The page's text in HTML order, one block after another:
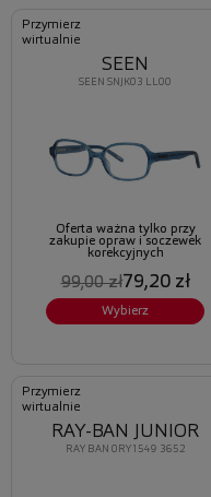
Przymierz
wirtualnie
SEEN SNJK03 LL00
SEEN
Oferta ważna tylko przy
zakupie opraw i soczewek
korekcyjnych
99,00 zł79,20 zł
Wybierz
Przymierz
wirtualnie
RAY BAN 0RY1549 3652
RAY-BAN JUNIOR